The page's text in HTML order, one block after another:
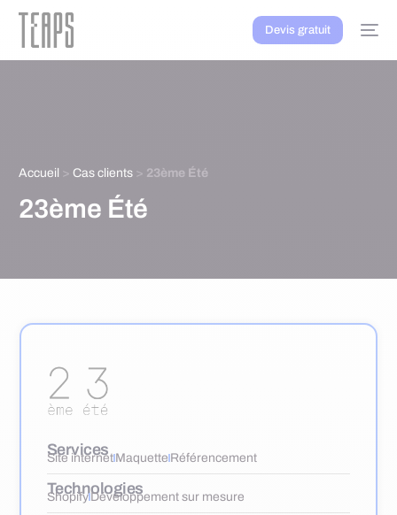
Devis gratuit
Accueil >Cas clients > 23ème Été
23ème Été
Services
Site internetMaquetteRéférencement
Technologies
ShopifyDéveloppement sur mesure